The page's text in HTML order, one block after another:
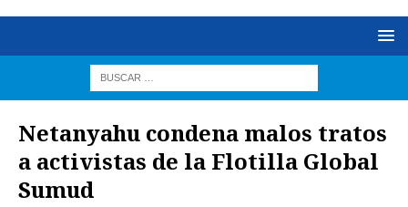
Netanyahu condena malos tratos
a activistas de la Flotilla Global
Sumud